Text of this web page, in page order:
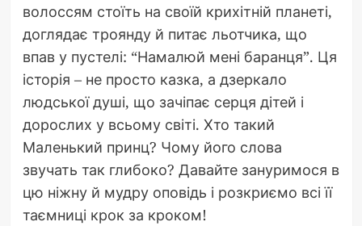
волоссям стоїть на своїй крихітній планеті,
доглядає троянду й питає льотчика, що
впав у пустелі: “Намалюй мені баранця”. Ця
історія – не просто казка, а дзеркало
людської душі, що зачіпає серця дітей і
дорослих у всьому світі. Хто такий
Маленький принц? Чому його слова
звучать так глибоко? Давайте зануримося в
цю ніжну й мудру оповідь і розкриємо всі її
таємниці крок за кроком!